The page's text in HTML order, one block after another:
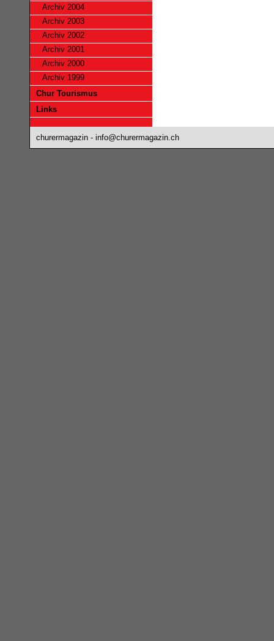
Archiv 2004
Archiv 2003
Archiv 2002
Archiv 2001
Archiv 2000
Archiv 1999
Chur Tourismus
Links
churermagazin - info@churermagazin.ch